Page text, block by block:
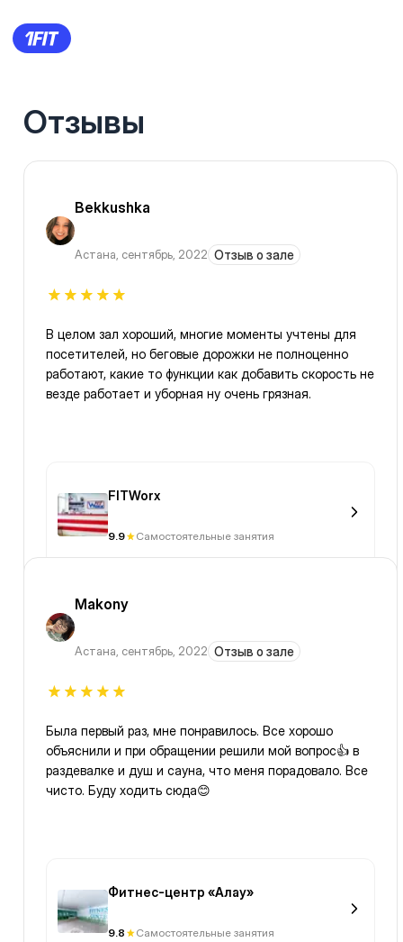
Отзывы
Bekkushka
Астана, сентябрь, 2022 Отзыв о зале
В целом зал хороший, многие моменты учтены для
посетителей, но беговые дорожки не полноценно
работают, какие то функции как добавить скорость не
везде работает и уборная ну очень грязная.
FITWorx
9.9 Самостоятельные занятия
Makony
Астана, сентябрь, 2022 Отзыв о зале
Была первый раз, мне понравилось. Все хорошо
объяснили и при обращении решили мой вопрос👍 в
раздевалке и душ и сауна, что меня порадовало. Все
чисто. Буду ходить сюда😊
Фитнес-центр «Алау»
9.8 Самостоятельные занятия